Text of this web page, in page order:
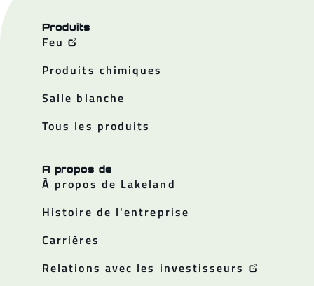
Produits
Feu
Produits chimiques
Salle blanche
Tous les produits
A propos de
À propos de Lakeland
Histoire de l'entreprise
Carrières
Relations avec les investisseurs